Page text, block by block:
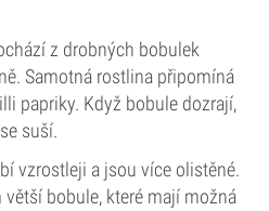
z drobných bobulek
Samotná rostlina připomíná
papriky. Když bobule dozrají,
suší.
vzrostleji a jsou více olistěné.
bobule, které mají možná